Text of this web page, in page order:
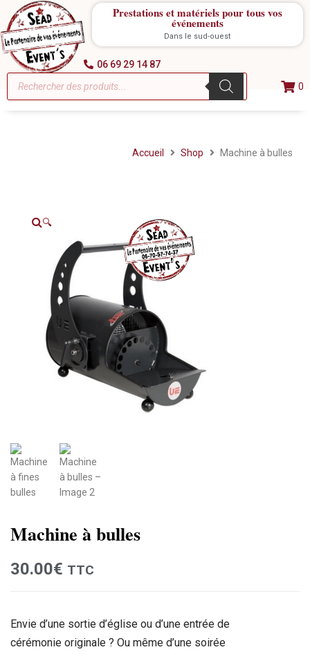
Prestations et matériels pour tous vos
événements
Dans le sud-ouest
06 69 29 14 87
0
Accueil Shop Machine à bulles
🔍
Machine à bulles
30.00€ TTC
Envie d’une sortie d’église ou d’une entrée de
cérémonie originale ? Ou même d’une soirée